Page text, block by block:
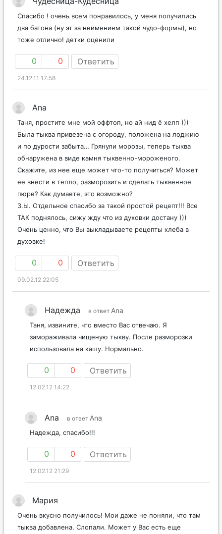
Спасибо ! очень всем понравилось, у меня получились
два батона (ну эт за неимением такой чудо-формы), но
тоже отлично! детки оценили
0 0 Ответить
24.12.11 17:58
Ana
Таня, простите мне мой оффтоп, но ай нид ё хелп )))
Была тыква привезена с огороду, положена на лоджию
и по дурости забыта… Грянули морозы, теперь тыква
обнаружена в виде камня тыквенно-мороженого.
Скажите, из нее еще может что-то получиться? Может
ее внести в тепло, разморозить и сделать тыквенное
пюре? Как думаете, это возможно?
З.Ы. Отдельное спасибо за такой простой рецепт!!! Все
ТАК поднялось, сижу жду что из духовки достану )))
Очень ценно, что Вы выкладываете рецепты хлеба в
духовке!
0 0 Ответить
09.02.12 22:05
Надежда в ответ Ana
Таня, извините, что вместо Вас отвечаю. Я
замораживала чищеную тыкву. После разморозки
использовала на кашу. Нормально.
0 0 Ответить
12.02.12 14:22
Ana в ответ Ana
Надежда, спасибо!!!
0 0 Ответить
12.02.12 21:29
Мария
Очень вкусно получилось! Мои даже не поняли, что там
тыква добавлена. Слопали. Может у Вас есть еще